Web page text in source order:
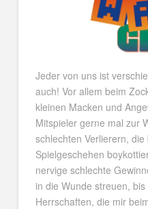
Jeder von uns ist
auch! Vor allem beim
kleinen Macken und
Mitspieler gerne mal zur
schlechten Verlierern,
Spielgeschehen
nervige schlechte
in die Wunde streuen,
Herrschaften, die mir